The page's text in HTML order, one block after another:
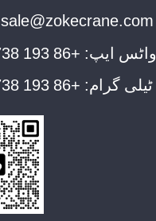
sale@zokecrane.com
واٹس ایپ: +86 193 3738 7078
ٹیلی گرام: +86 193 3738 7078